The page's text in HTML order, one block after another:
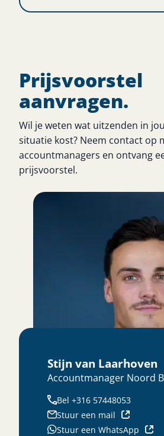
Prijsvoorstel
aanvragen.
Wil je weten wat uitzenden in
situatie kost? Neem contact op
accountmanagers en ontvang
prijsvoorstel.
Stijn van Laarhoven
Accountmanager Noord
Bel +316 57448053
Stuur een mail
Stuur een WhatsApp